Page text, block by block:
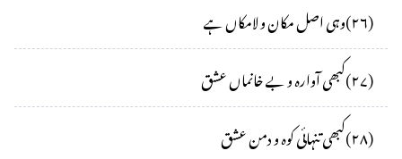
(۲۶)وہی اصل مکان و لامکاں ہے
(۲۷)کبھی آوارہ و بے خانماں عشق
(۲۸)کبھی تنہائی کوہ و دمن عشق